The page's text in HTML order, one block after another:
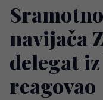
navijača
delegat
reagovao